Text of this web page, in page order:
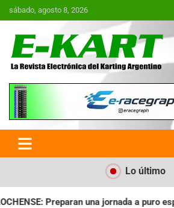
Saltar
al
sábado, agosto 8, 2026
E-Kart.com.ar | La
Electrónica del
Argentina
Lo último
a puro espectáculo AKPS: Intervino